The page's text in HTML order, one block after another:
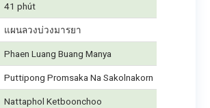
41 phút
แผนลวงบ่วงมารยา
Phaen Luang Buang Manya
Puttipong Promsaka Na Sakolnakorn
Nattaphol Ketboonchoo